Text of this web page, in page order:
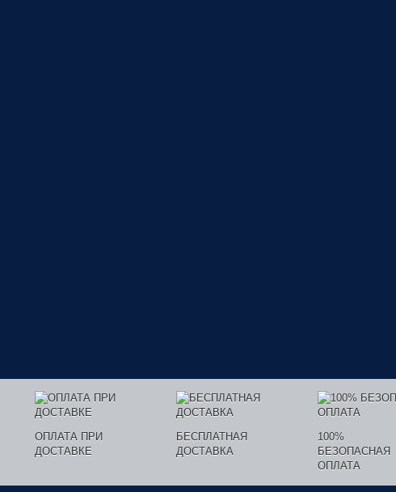
ОПЛАТА ПРИ
ДОСТАВКЕ
БЕСПЛАТНАЯ
ДОСТАВКА
100%
БЕЗОПАСНАЯ
ОПЛАТА